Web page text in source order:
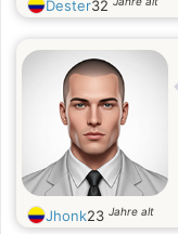
Dester32
Jhonk23 Jahre alt